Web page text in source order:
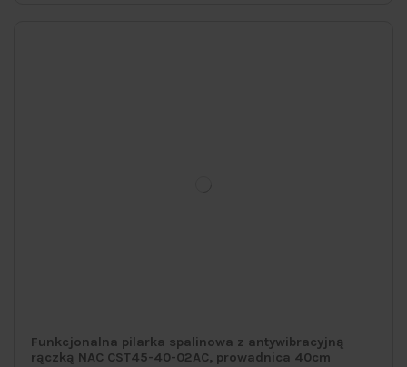
Funkcjonalna pilarka spalinowa z antywibracyjną
rączką NAC CST45-40-02AC, prowadnica 40cm